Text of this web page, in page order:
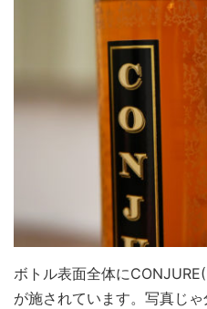
ボトル表面全体に
が施されています。写真じ